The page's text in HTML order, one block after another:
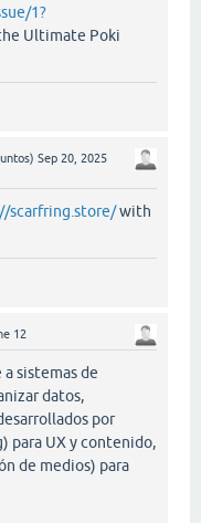
1?
Ultimate Poki
Sep 20, 2025
scarfring.store/with
12
sistemas de
datos,
por
para UX y contenido,
de medios) para